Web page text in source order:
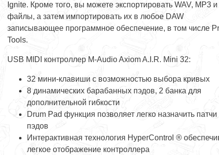
Ignite. Кроме того, вы можете экспортировать WAV, MP3
файлы, а затем импортировать их в любое DAW
записывающее программное обеспечение, в том числе
Tools.
USB MIDI контроллер M-Audio Axiom A.I.R. Mini 32:
32 мини-клавиши с возможностью выбора кривых
8 динамических барабанных пэдов, 2 банка для
дополнительной гибкости
Drum Pad функция позволяет легко назначить
пэдов
Интерактивная технология HyperControl ®
легкое отображение контроллера